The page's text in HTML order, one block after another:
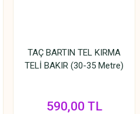
TAÇ BARTIN TEL KIRMA
TELİ BAKIR (30-35 Metre)
590,00 TL